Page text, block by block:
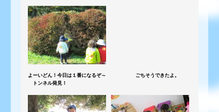
よーいどん！今日は１番になるぞ～ ごちそうできたよ。
トンネル発見！